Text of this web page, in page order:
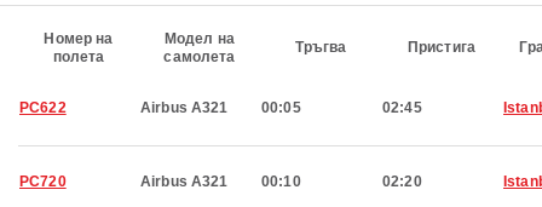
Номер на
полета
Модел на
самолета
Тръгва Пристига
PC622 Airbus A321 00:05 02:45
PC720 Airbus A321 00:10 02:20